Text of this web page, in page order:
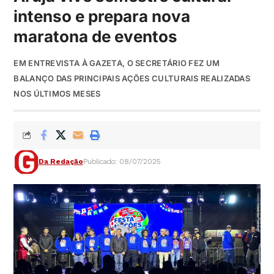
intenso e prepara nova
maratona de eventos
EM ENTREVISTA À GAZETA, O SECRETÁRIO FEZ UM
BALANÇO DAS PRINCIPAIS AÇÕES CULTURAIS REALIZADAS
NOS ÚLTIMOS MESES
Da RedaçãoPublicado: 08/07/2025